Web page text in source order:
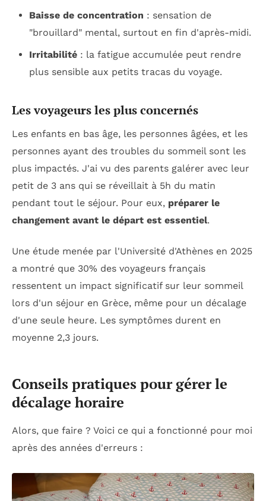
Baisse de concentration : sensation de
"brouillard" mental, surtout en fin d'après-midi.
Irritabilité: la fatigue accumulée peut rendre
plus sensible aux petits tracas du voyage.
Les voyageurs les plus concernés
Les enfants en bas âge, les personnes âgées, et les
personnes ayant des troubles du sommeil sont les
plus impactés. J'ai vu des parents galérer avec leur
petit de 3 ans qui se réveillait à 5h du matin
pendant tout le séjour. Pour eux, préparer le
changement avant le départ est essentiel.
Une étude menée par l'Université d'Athènes en 2025
a montré que 30% des voyageurs français
ressentent un impact significatif sur leur sommeil
lors d'un séjour en Grèce, même pour un décalage
d'une seule heure. Les symptômes durent en
moyenne 2,3 jours.
Conseils pratiques pour gérer le
décalage horaire
Alors, que faire ? Voici ce qui a fonctionné pour moi
après des années d'erreurs :